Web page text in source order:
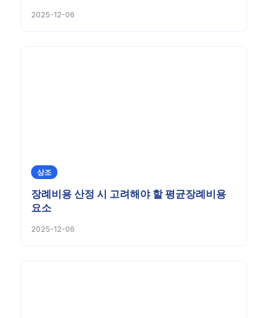
2025-12-06
상조
장례비용 산정 시 고려해야 할 평균장례비용
요소
2025-12-06